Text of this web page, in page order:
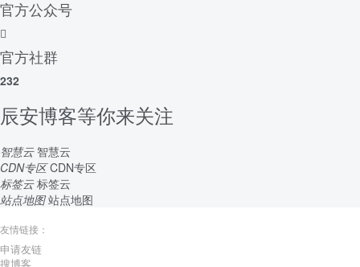
官方公众号
官方社群
232
辰安博客等你来关注
智慧云 智慧云
CDN专区 CDN专区
标签云 标签云
站点地图 站点地图
友情链接：
申请友链
搜博客